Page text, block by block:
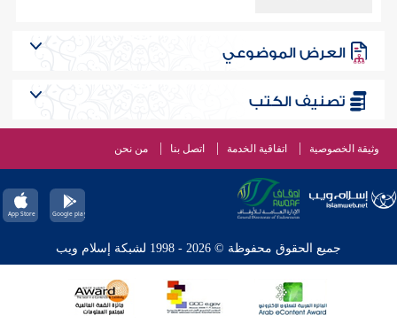
العرض الموضوعي
تصنيف الكتب
وثيقة الخصوصية اتفاقية الخدمة اتصل بنا من نحن
جميع الحقوق محفوظة © 2026 - 1998 لشبكة إسلام ويب